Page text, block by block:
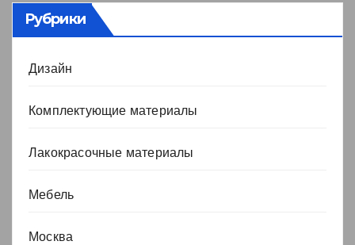
Рубрики
Дизайн
Комплектующие материалы
Лакокрасочные материалы
Мебель
Москва